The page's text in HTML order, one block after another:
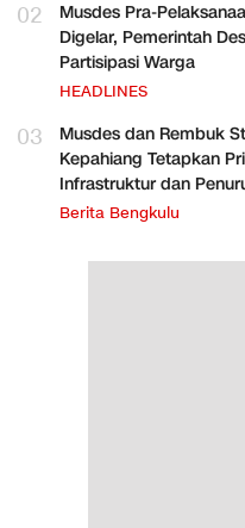
02
Musdes Pra-
Digelar, Pemerintah
Partisipasi Warga
HEADLINES
03
Musdes dan Rembuk
Kepahiang Tetapkan
Infrastruktur dan
Berita Bengkulu